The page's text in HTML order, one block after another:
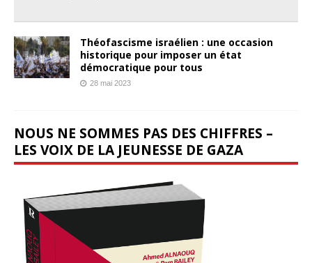
Théofascisme israélien : une occasion
historique pour imposer un état
démocratique pour tous
28 mai 2023
NOUS NE SOMMES PAS DES CHIFFRES –
LES VOIX DE LA JEUNESSE DE GAZA